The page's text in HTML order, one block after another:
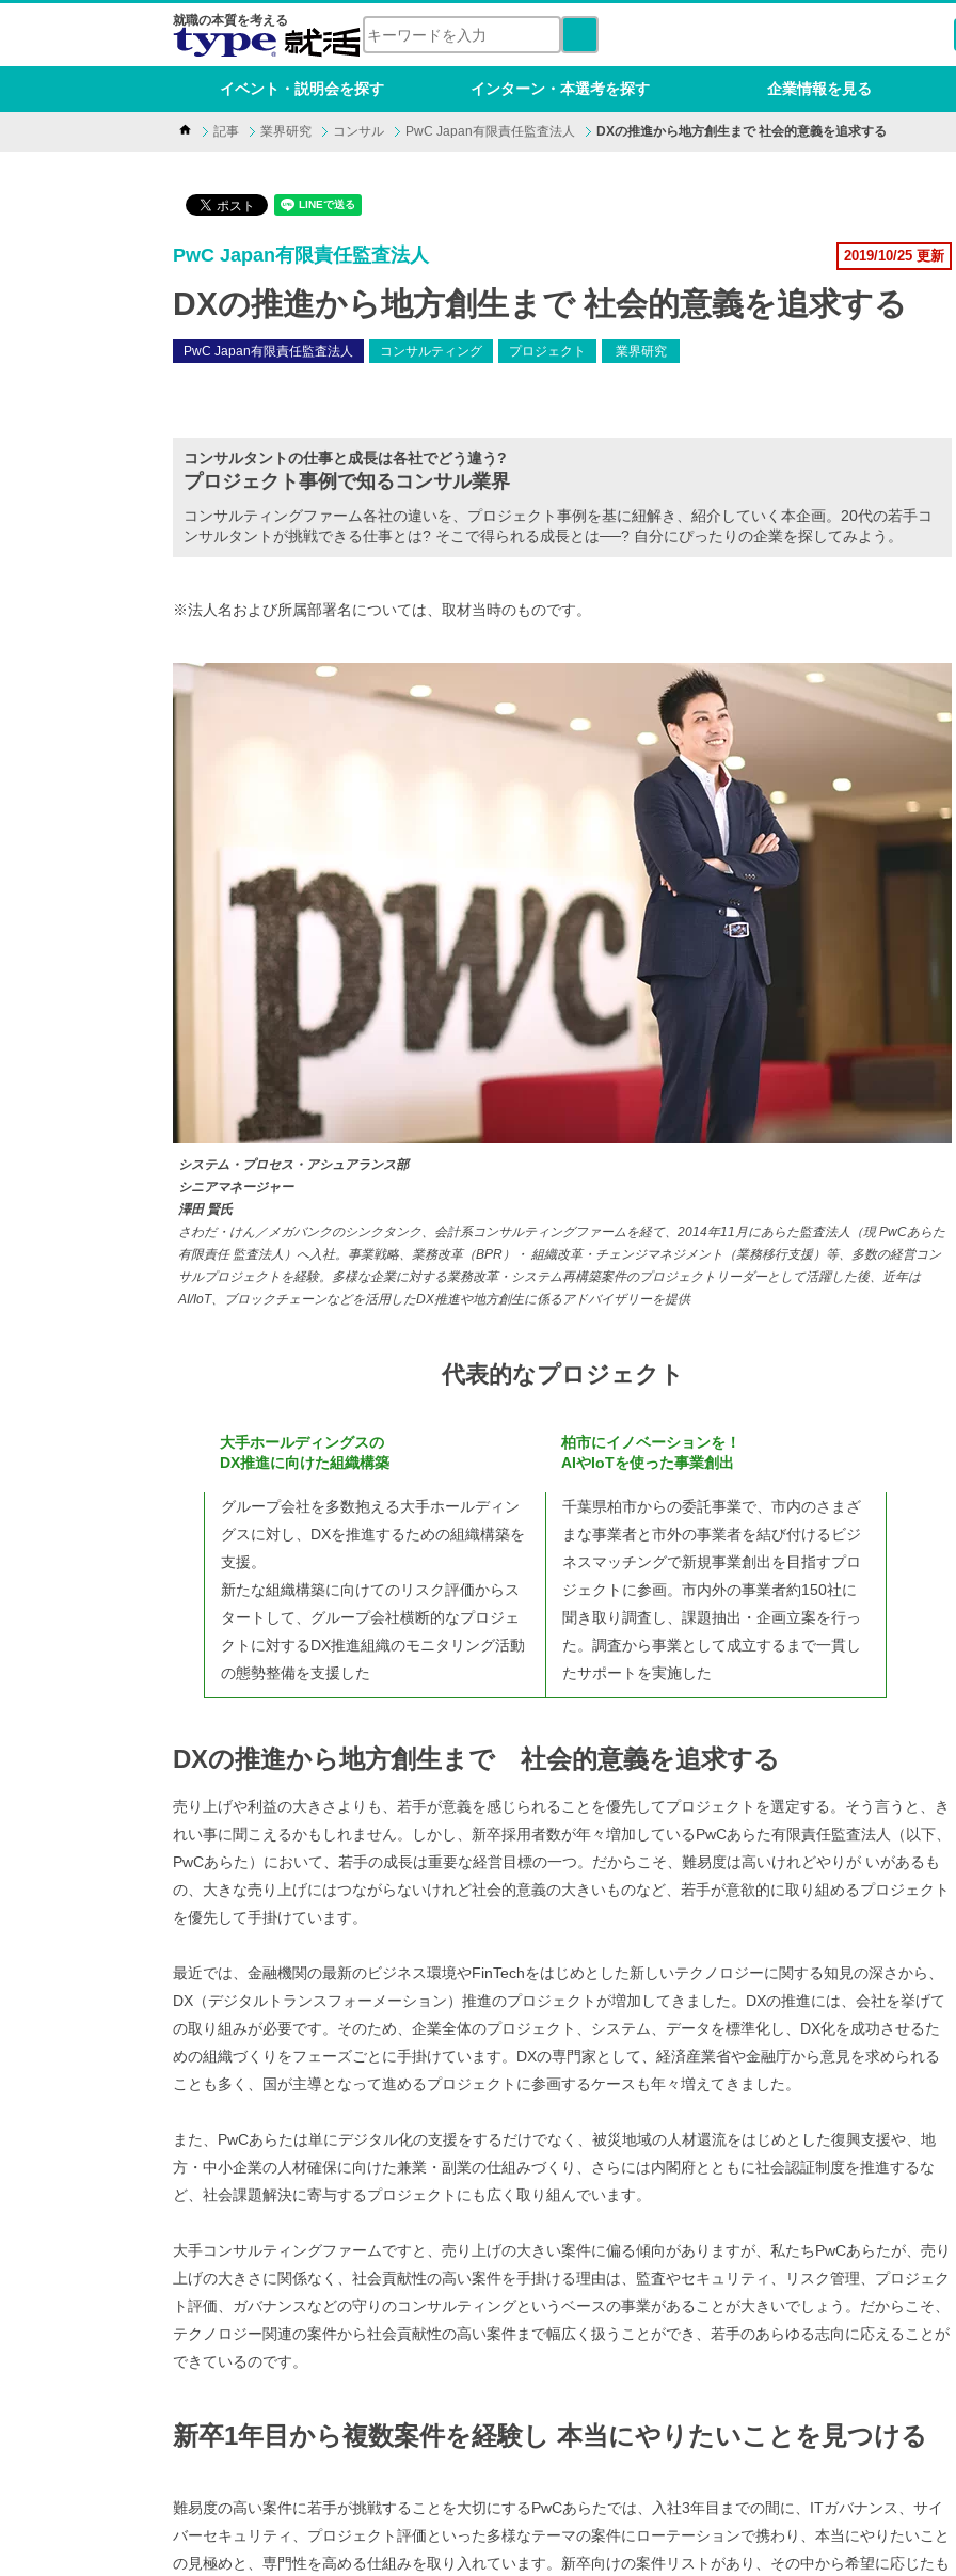
就職の本質を考える
イベント・説明会を探す インターン・本選考を探す 企業情報を見る
記事 業界研究 コンサル PwC Japan有限責任監査法人 DXの推進から地方創生まで 社会的意義を追求する
2019/10/25 更新
PwC Japan有限責任監査法人
DXの推進から地方創生まで 社会的意義を追求する
PwC Japan有限責任監査法人 コンサルティング プロジェクト 業界研究
コンサルタントの仕事と成長は各社でどう違う?
プロジェクト事例で知るコンサル業界
コンサルティングファーム各社の違いを、プロジェクト事例を基に紐解き、紹介していく本企画。20代の若手コ
ンサルタントが挑戦できる仕事とは? そこで得られる成長とは──? 自分にぴったりの企業を探してみよう。
※法人名および所属部署名については、取材当時のものです。
システム・プロセス・アシュアランス部
シニアマネージャー
澤田 賢氏
さわだ・けん／メガバンクのシンクタンク、会計系コンサルティングファームを経て、2014年11月にあらた監査法人（現 PwCあらた
有限責任 監査法人）へ入社。事業戦略、業務改革（BPR）・ 組織改革・チェンジマネジメント（業務移行支援）等、多数の経営コン
サルプロジェクトを経験。多様な企業に対する業務改革・システム再構築案件のプロジェクトリーダーとして活躍した後、近年は
AI/IoT、ブロックチェーンなどを活用したDX推進や地方創生に係るアドバイザリーを提供
代表的なプロジェクト
大手ホールディングスの
DX推進に向けた組織構築
グループ会社を多数抱える大手ホールディン
グスに対し、DXを推進するための組織構築を
支援。
新たな組織構築に向けてのリスク評価からス
タートして、グループ会社横断的なプロジェ
クトに対するDX推進組織のモニタリング活動
の態勢整備を支援した
柏市にイノベーションを！
AIやIoTを使った事業創出
千葉県柏市からの委託事業で、市内のさまざ
まな事業者と市外の事業者を結び付けるビジ
ネスマッチングで新規事業創出を目指すプロ
ジェクトに参画。市内外の事業者約150社に
聞き取り調査し、課題抽出・企画立案を行っ
た。調査から事業として成立するまで一貫し
たサポートを実施した
DXの推進から地方創生まで 社会的意義を追求する
売り上げや利益の大きさよりも、若手が意義を感じられることを優先してプロジェクトを選定する。そう言うと、き
れい事に聞こえるかもしれません。しかし、新卒採用者数が年々増加しているPwCあらた有限責任監査法人（以下、
PwCあらた）において、若手の成長は重要な経営目標の一つ。だからこそ、難易度は高いけれどやりが いがあるも
の、大きな売り上げにはつながらないけれど社会的意義の大きいものなど、若手が意欲的に取り組めるプロジェクト
を優先して手掛けています。
最近では、金融機関の最新のビジネス環境やFinTechをはじめとした新しいテクノロジーに関する知見の深さから、
DX（デジタルトランスフォーメーション）推進のプロジェクトが増加してきました。DXの推進には、会社を挙げて
の取り組みが必要です。そのため、企業全体のプロジェクト、システム、データを標準化し、DX化を成功させるた
めの組織づくりをフェーズごとに手掛けています。DXの専門家として、経済産業省や金融庁から意見を求められる
ことも多く、国が主導となって進めるプロジェクトに参画するケースも年々増えてきました。
また、PwCあらたは単にデジタル化の支援をするだけでなく、被災地域の人材還流をはじめとした復興支援や、地
方・中小企業の人材確保に向けた兼業・副業の仕組みづくり、さらには内閣府とともに社会認証制度を推進するな
ど、社会課題解決に寄与するプロジェクトにも広く取り組んでいます。
大手コンサルティングファームですと、売り上げの大きい案件に偏る傾向がありますが、私たちPwCあらたが、売り
上げの大きさに関係なく、社会貢献性の高い案件を手掛ける理由は、監査やセキュリティ、リスク管理、プロジェク
ト評価、ガバナンスなどの守りのコンサルティングというベースの事業があることが大きいでしょう。だからこそ、
テクノロジー関連の案件から社会貢献性の高い案件まで幅広く扱うことができ、若手のあらゆる志向に応えることが
できているのです。
新卒1年目から複数案件を経験し 本当にやりたいことを見つける
難易度の高い案件に若手が挑戦することを大切にするPwCあらたでは、入社3年目までの間に、ITガバナンス、サイ
バーセキュリティ、プロジェクト評価といった多様なテーマの案件にローテーションで携わり、本当にやりたいこと
の見極めと、専門性を高める仕組みを取り入れています。新卒向けの案件リストがあり、その中から希望に応じたも